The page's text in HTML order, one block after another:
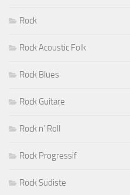
Rock
Rock Acoustic Folk
Rock Blues
Rock Guitare
Rock n' Roll
Rock Progressif
Rock Sudiste